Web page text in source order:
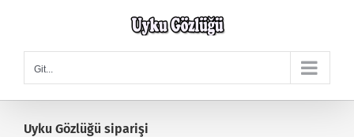
Git...
Uyku Gözlüğü siparişi